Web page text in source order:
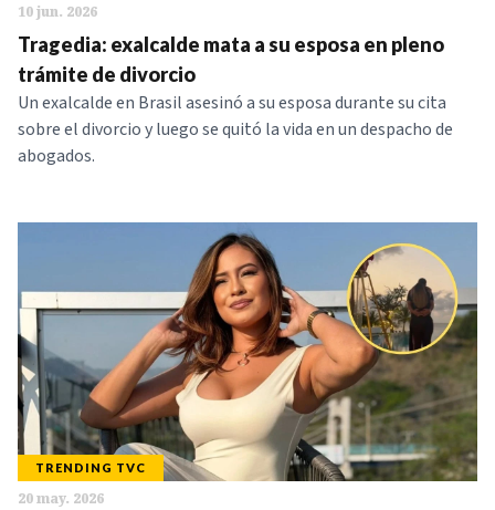
10 jun. 2026
Tragedia: exalcalde mata a su esposa en pleno
trámite de divorcio
Un exalcalde en Brasil asesinó a su esposa durante su cita
sobre el divorcio y luego se quitó la vida en un despacho de
abogados.
TRENDING TVC
20 may. 2026